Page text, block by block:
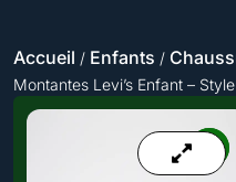
Accueil / Enfants /
Montantes Levi’s Enfant –